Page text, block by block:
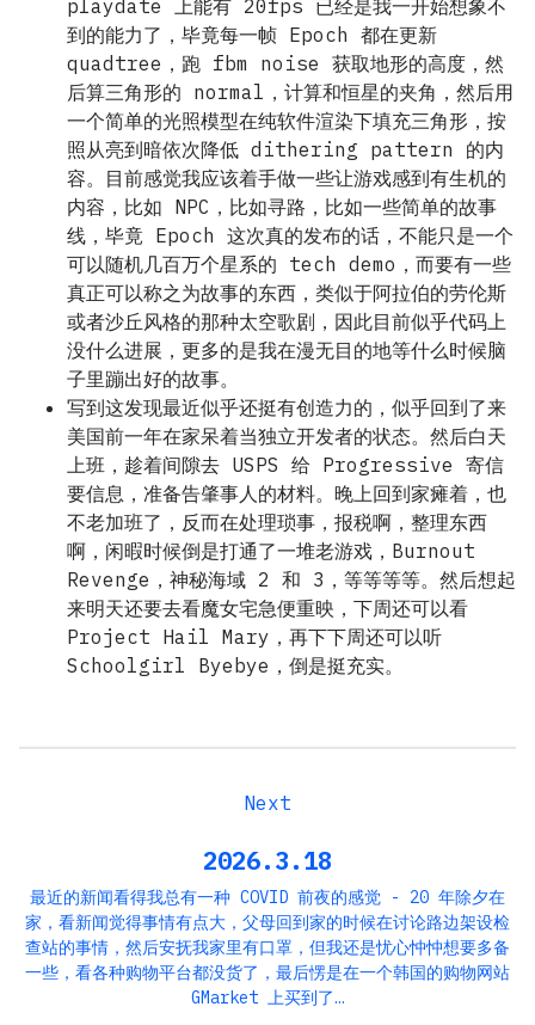
playdate 上能有 20fps 已经是我一开始想象不
到的能力了，毕竟每一帧 Epoch 都在更新
quadtree，跑 fbm noise 获取地形的高度，然
后算三角形的 normal，计算和恒星的夹角，然后用
一个简单的光照模型在纯软件渲染下填充三角形，按
照从亮到暗依次降低 dithering pattern 的内
容。目前感觉我应该着手做一些让游戏感到有生机的
内容，比如 NPC，比如寻路，比如一些简单的故事
线，毕竟 Epoch 这次真的发布的话，不能只是一个
可以随机几百万个星系的 tech demo，而要有一些
真正可以称之为故事的东西，类似于阿拉伯的劳伦斯
或者沙丘风格的那种太空歌剧，因此目前似乎代码上
没什么进展，更多的是我在漫无目的地等什么时候脑
子里蹦出好的故事。
写到这发现最近似乎还挺有创造力的，似乎回到了来
美国前一年在家呆着当独立开发者的状态。然后白天
上班，趁着间隙去 USPS 给 Progressive 寄信
要信息，准备告肇事人的材料。晚上回到家瘫着，也
不老加班了，反而在处理琐事，报税啊，整理东西
啊，闲暇时候倒是打通了一堆老游戏，Burnout
Revenge，神秘海域 2 和 3，等等等等。然后想起
来明天还要去看魔女宅急便重映，下周还可以看
Project Hail Mary，再下下周还可以听
Schoolgirl Byebye，倒是挺充实。
2026.3.18
最近的新闻看得我总有一种 COVID 前夜的感觉 - 20 年除夕在
家，看新闻觉得事情有点大，父母回到家的时候在讨论路边架设检
查站的事情，然后安抚我家里有口罩，但我还是忧心忡忡想要多备
一些，看各种购物平台都没货了，最后愣是在一个韩国的购物网站
GMarket 上买到了…